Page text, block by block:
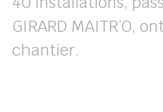
GIRARD MAITR’O,
chantier.